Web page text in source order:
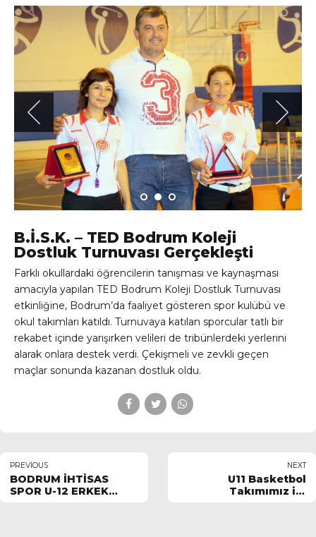
B.İ.S.K. – TED Bodrum Koleji
Dostluk Turnuvası Gerçekleşti
Farklı okullardaki öğrencilerin tanışması ve kaynaşması
amacıyla yapılan TED Bodrum Koleji Dostluk Turnuvası
etkinliğine, Bodrum’da faaliyet gösteren spor kulübü ve
okul takımları katıldı. Turnuvaya katılan sporcular tatlı bir
rekabet içinde yarışırken velileri de tribünlerdeki yerlerini
alarak onlara destek verdi. Çekişmeli ve zevkli geçen
maçlar sonunda kazanan dostluk oldu.
PREVIOUS
BODRUM İHTİSAS
SPOR U-12 ERKEK
NEXT
U11 Basketbol
Takımımız ilk